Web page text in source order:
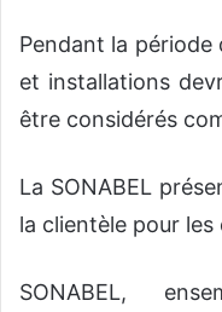
Pendant la période
et installations
être considérés
La SONABEL
la clientèle pour
SONABEL,